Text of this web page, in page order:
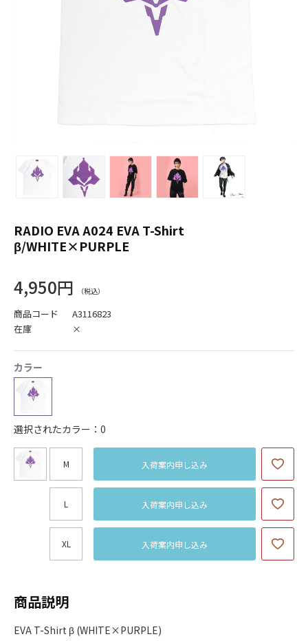
RADIO EVA A024 EVA T-Shirt
β/WHITE×PURPLE
4,950円
商品コード
A3116823
在庫
×
カラー
選択されたカラー：0
M 入荷案内申し込み
L 入荷案内申し込み
XL 入荷案内申し込み
商品説明
EVA T-Shirt β (WHITE×PURPLE)